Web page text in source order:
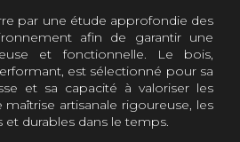
par une étude approfondie des
afin de garantir une
et fonctionnelle. Le bois,
est sélectionné pour sa
et sa capacité à valoriser les
maîtrise artisanale rigoureuse, les
durables dans le temps.